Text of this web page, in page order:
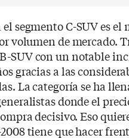
segmento C-SUV es
volumen de mercado.
SUV con un notable
gracias a las
La categoría se ha
donde el
decisivo. Eso
tiene que hacer